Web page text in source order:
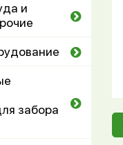
и
забора